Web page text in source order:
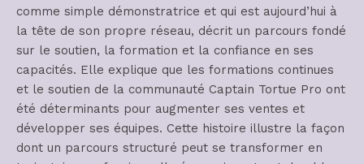
comme simple démonstratrice et qui est aujourd’hui à
la tête de son propre réseau, décrit un parcours fondé
sur le soutien, la formation et la confiance en ses
capacités. Elle explique que les formations continues
et le soutien de la communauté Captain Tortue Pro ont
été déterminants pour augmenter ses ventes et
développer ses équipes. Cette histoire illustre la façon
dont un parcours structuré peut se transformer en